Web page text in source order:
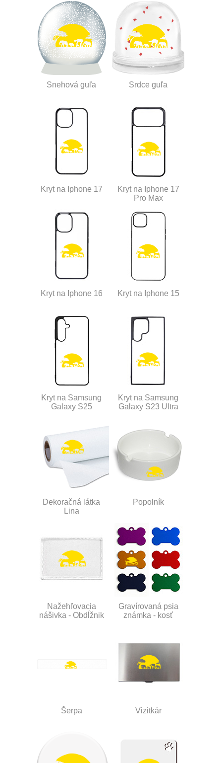
Snehová guľa Srdce guľa
Kryt na Iphone 17
Kryt na Iphone 17
Pro Max
Kryt na Iphone 16 Kryt na Iphone 15
Kryt na Samsung
Galaxy S25
Kryt na Samsung
Galaxy S23 Ultra
Dekoračná látka
Lina
Popolník
Nažehľovacia
nášivka - Obdĺžnik
Gravírovaná psia
známka - kosť
Šerpa Vizitkár